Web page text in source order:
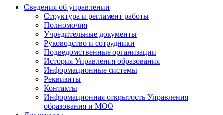
Сведения об управлении
Структура и регламент работы
Полномочия
Учредительные документы
Руководство и сотрудники
Подведомственные организации
История Управления образования
Информационные системы
Реквизиты
Контакты
Информационная открытость Управления
образования и МОО